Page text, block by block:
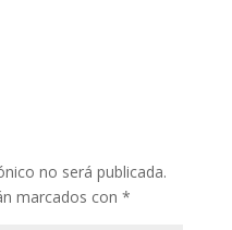
no será publicada.
marcados con *